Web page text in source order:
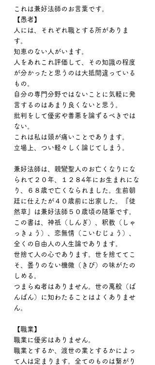
これは兼好法師のお言葉です。
【愚者】
人には、それぞれ職とする所がありま
す。
知恵のない人がいます。
人をあれこれ評価して、その知識の程度
が分かったと思うのは大抵間違っている
もの。
自分の専門分野ではないことに気軽に発
言するのはあまり良くないと思う。
批判をして優劣や善悪を論ずるべきでは
ない。
これは私は頭が痛いことであります。
立場上、つい軽々しく論じてしまう。
兼好法師は、親鸞聖人のお亡くなりにな
られて２０年、１２８4年にお生まれにな
り、６８歳で亡くなられました。生前朝
廷に仕えたが４０歳前に出家した。『徒
然草』は兼好法師５０歳頃の随筆です。
この書は、神祇（しんぎ）、釈教（しゃ
っきょう）、恋無情（こいむじょう）、
全くの自由人の人生論であります。
世捨て人の心であります。世を捨ててこ
そ、曇りのない機微（きび）の味がたの
しめる。
つまらぬ者はありません。世の萬般（ば
んぱん）に知わたることはよくありませ
ん。
【職業】
職業に優劣はありません。
職業とするか、渡世の業とするかによっ
て人は定まります。全てのものは繋がり